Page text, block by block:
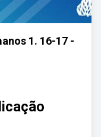
1. 16-17 -